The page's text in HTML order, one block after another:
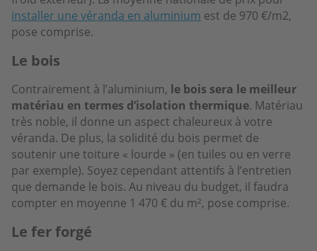
installer une véranda en aluminium est de 970 €/m2,
pose comprise.
Le bois
Contrairement à l’aluminium, le bois sera le meilleur
matériau en termes d’isolation thermique. Matériau
très noble, il donne un aspect chaleureux à votre
véranda. De plus, la solidité du bois permet de
soutenir une toiture « lourde » (en tuiles ou en verre
par exemple). Soyez cependant attentifs à l’entretien
que demande le bois. Au niveau du budget, il faudra
compter en moyenne 1 470 € du m², pose comprise.
Le fer forgé